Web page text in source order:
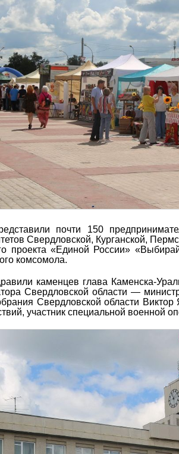
почти 150
Свердловской, Курганской,
проекта «Единой России»
комсомола.
каменцев глава Каменска-
Свердловской области —
Свердловской области
участник специальной военной